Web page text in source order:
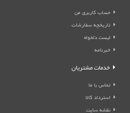
حساب کاربری من
تاریخچه سفارشات
لیست دلخواه
خبرنامه
خدمات مشتریان
تماس با ما
استرداد کالا
نقشه سایت